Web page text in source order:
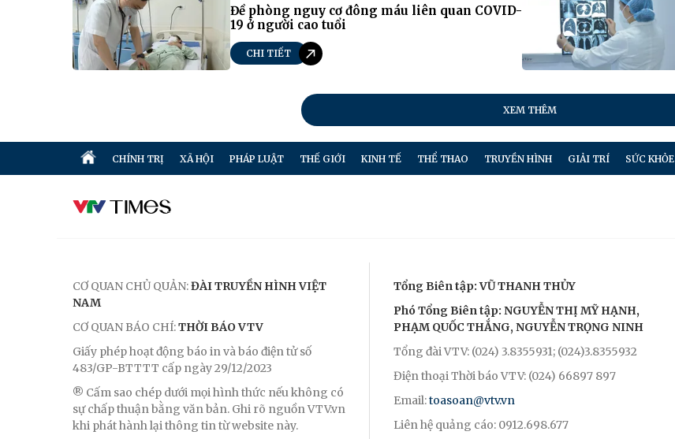
Đề phòng nguy cơ đông máu liên quan COVID-
19 ở người cao tuổi
CHI TIẾT
XEM THÊM
CHÍNH TRỊ XÃ HỘI PHÁP LUẬT THẾ GIỚI KINH TẾ THỂ THAO TRUYỀN HÌNH GIẢI TRÍ SỨC KHỎE
CƠ QUAN CHỦ QUẢN:ĐÀI TRUYỀN HÌNH VIỆT
NAM
CƠ QUAN BÁO CHÍ:THỜI BÁO VTV
Giấy phép hoạt động báo in và báo điện tử số
483/GP-BTTTT cấp ngày 29/12/2023
® Cấm sao chép dưới mọi hình thức nếu không có
sự chấp thuận bằng văn bản. Ghi rõ nguồn VTV.vn
khi phát hành lại thông tin từ website này.
Tổng Biên tập: VŨ THANH THỦY
Phó Tổng Biên tập: NGUYỄN THỊ MỸ HẠNH,
PHẠM QUỐC THẮNG, NGUYỄN TRỌNG NINH
Tổng đài VTV: (024) 3.8355931; (024)3.8355932
Điện thoại Thời báo VTV: (024) 66897 897
Email:toasoan@vtv.vn
Liên hệ quảng cáo: 0912.698.677